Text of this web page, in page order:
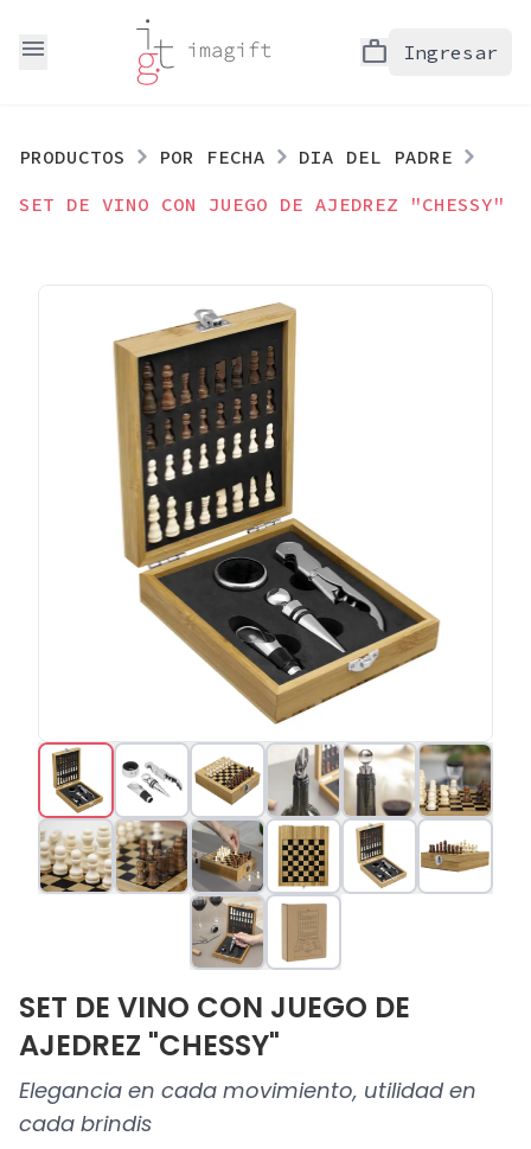
menu work Ingresar
PRODUCTOS POR FECHA
DIA DEL PADRE
SET DE VINO CON JUEGO DE AJEDREZ "CHESSY"
SET DE VINO CON JUEGO DE
AJEDREZ "CHESSY"
Elegancia en cada movimiento, utilidad en
cada brindis